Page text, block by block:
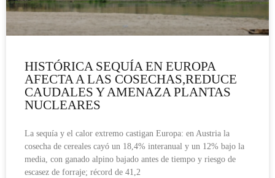
HISTÓRICA SEQUÍA EN EUROPA
AFECTA A LAS COSECHAS,REDUCE
CAUDALES Y AMENAZA PLANTAS
NUCLEARES
La sequía y el calor extremo castigan Europa: en Austria la
cosecha de cereales cayó un 18,4% interanual y un 12% bajo la
media, con ganado alpino bajado antes de tiempo y riesgo de
escasez de forraje; récord de 41,2